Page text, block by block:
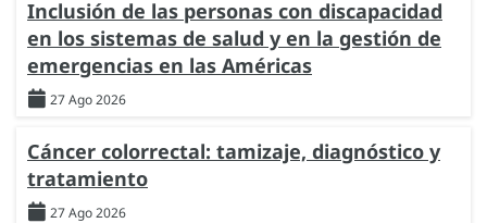
Inclusión de las personas con discapacidad
en los sistemas de salud y en la gestión de
emergencias en las Américas
27 Ago 2026
Cáncer colorrectal: tamizaje, diagnóstico y
tratamiento
27 Ago 2026